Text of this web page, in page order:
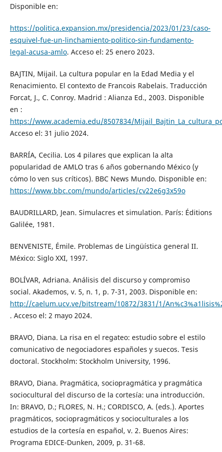
Disponible en:
https://politica.expansion.mx/presidencia/2023/01/23/caso-
esquivel-fue-un-linchamiento-politico-sin-fundamento-
legal-acusa-amlo. Acceso el: 25 enero 2023.
BAJTIN, Mijail. La cultura popular en la Edad Media y el
Renacimiento. El contexto de Francois Rabelais. Traducción
Forcat, J., C. Conroy. Madrid : Alianza Ed., 2003. Disponible
en :
https://www.academia.edu/8507834/
Acceso el: 31 julio 2024.
BARRÍA, Cecilia. Los 4 pilares que explican la alta
popularidad de AMLO tras 6 años gobernando México (y
cómo lo ven sus críticos). BBC News Mundo. Disponible en:
https://www.bbc.com/mundo/articles/cv22e6g3x59o
BAUDRILLARD, Jean. Simulacres et simulation. París: Éditions
Galilée, 1981.
BENVENISTE, Émile. Problemas de Lingüística general II.
México: Siglo XXI, 1997.
BOLÍVAR, Adriana. Análisis del discurso y compromiso
social. Akademos, v. 5, n. 1, p. 7-31, 2003. Disponible en:
http://caelum.ucv.ve/bitstream/10872/3831/1/
. Acceso el: 2 mayo 2024.
BRAVO, Diana. La risa en el regateo: estudio sobre el estilo
comunicativo de negociadores españoles y suecos. Tesis
doctoral. Stockholm: Stockholm University, 1996.
BRAVO, Diana. Pragmática, sociopragmática y pragmática
sociocultural del discurso de la cortesía: una introducción.
In: BRAVO, D.; FLORES, N. H.; CORDISCO, A. (eds.). Aportes
pragmáticos, sociopragmáticos y socioculturales a los
estudios de la cortesía en español, v. 2. Buenos Aires:
Programa EDICE-Dunken, 2009, p. 31-68.